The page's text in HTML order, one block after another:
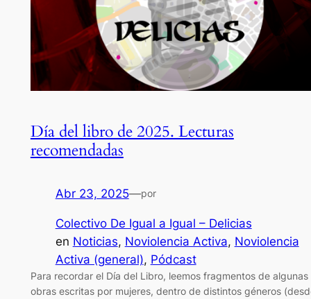
Día del libro de 2025. Lecturas
recomendadas
Abr 23, 2025—por
Colectivo De Igual a Igual – Delicias
en Noticias, Noviolencia Activa, Noviolencia
Activa (general), Pódcast
Para recordar el Día del Libro, leemos fragmentos de algunas
obras escritas por mujeres, dentro de distintos géneros